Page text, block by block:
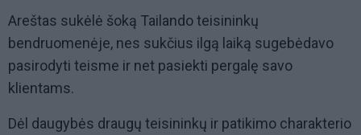
Areštas sukėlė šoką Tailando teisininkų
bendruomenėje, nes sukčius ilgą laiką sugebėdavo
pasirodyti teisme ir net pasiekti pergalę savo
klientams.
Dėl daugybės draugų teisininkų ir patikimo charakterio